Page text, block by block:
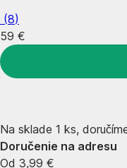
(8)
59 €
Na sklade 1 ks,
Doručenie na adresu
Od 3,99 €